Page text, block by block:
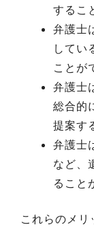
するこ
弁護士
してい
ことが
弁護士
総合的
提案す
弁護士
など、
ること
これらのメリ